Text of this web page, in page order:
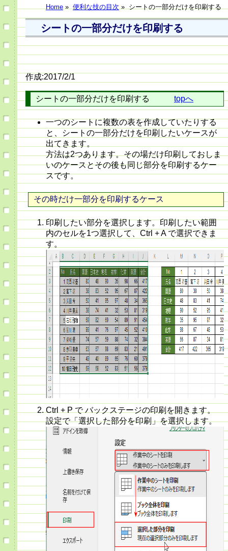
Home» 便利な技の目次» シートの一部分だけを印刷する
シートの一部分だけを印刷する
作成:2017/2/1
シートの一部分だけを印刷する topへ
一つのシートに複数の表を作成していたりする
と、シートの一部分だけを印刷したいケースが
出てきます。
方法は2つあります。その場だけ印刷しておしま
いのケースとその後も同じ部分を印刷するケー
スです。
その時だけ一部分を印刷するケース
印刷したい部分を選択します。印刷したい範囲
内のセルを1つ選択して、Ctrl + A で選択できま
す。
Ctrl + P で バックステージの印刷を開きます。
設定で「選択した部分を印刷」を選択します。